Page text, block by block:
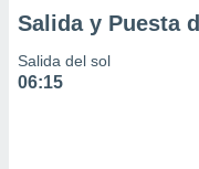
Salida y Puesta
Salida del sol
06:15